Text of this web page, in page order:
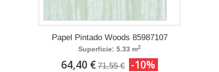
Papel Pintado Woods 85987107
Superficie: 5.33 m2
64,40 € 71,55 € -10%